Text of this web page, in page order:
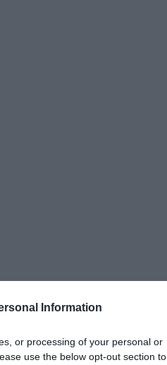
Information
or processing of your personal or
use the below opt-out section to